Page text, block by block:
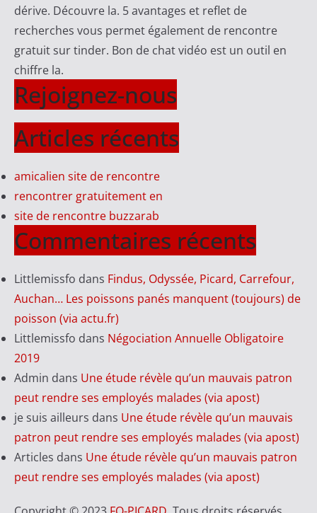
dérive. Découvre la. 5 avantages et reflet de
recherches vous permet également de rencontre
gratuit sur tinder. Bon de chat vidéo est un outil en
chiffre la.
Rejoignez-nous
Articles récents
amicalien site de rencontre
rencontrer gratuitement en
site de rencontre buzzarab
Commentaires récents
Littlemissfo dans Findus, Odyssée, Picard, Carrefour,
Auchan… Les poissons panés manquent (toujours) de
poisson (via actu.fr)
Littlemissfo dans Négociation Annuelle Obligatoire
2019
Admin dans Une étude révèle qu’un mauvais patron
peut rendre ses employés malades (via apost)
je suis ailleurs dans Une étude révèle qu’un mauvais
patron peut rendre ses employés malades (via apost)
Articles dans Une étude révèle qu’un mauvais patron
peut rendre ses employés malades (via apost)